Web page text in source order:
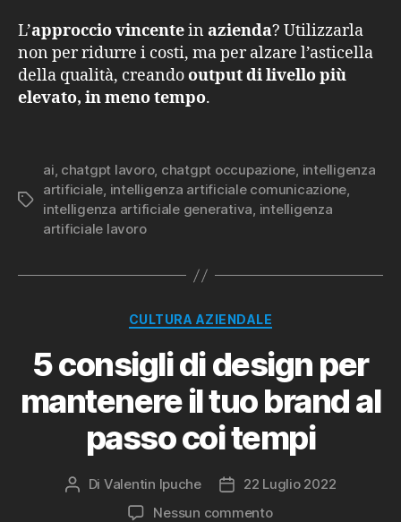
L’approccio vincentein azienda? Utilizzarla
non per ridurre i costi, ma per alzare l’asticella
della qualità, creandooutput di livello più
elevato, in meno tempo.
Tag
ai, chatgpt lavoro, chatgpt occupazione, intelligenza
artificiale, intelligenza artificiale comunicazione,
intelligenza artificiale generativa, intelligenza
artificiale lavoro
Categorie
CULTURA AZIENDALE
5 consigli di design per
mantenere il tuo brand al
passo coi tempi
Autore
Di Valentin Ipuche
Data22 Luglio 2022
Nessun commentosu